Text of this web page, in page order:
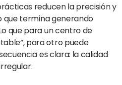
reducen la precisión y
que termina generando
que para un centro de
para otro puede
es clara: la calidad